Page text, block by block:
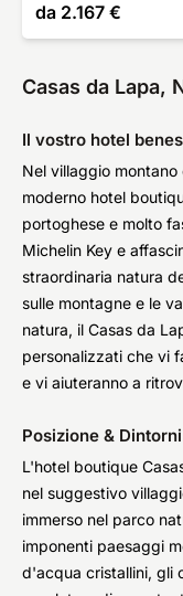
da 2.167 €
Casas da Lapa,
Il vostro hotel
Nel villaggio
moderno hotel
portoghese e molto
Michelin Key e
straordinaria natura
sulle montagne e le
natura, il Casas da
personalizzati che vi
e vi aiuteranno a
Posizione & Dintorni
L'hotel boutique
nel suggestivo
immerso nel parco
imponenti paesaggi
d'acqua cristallini, gli